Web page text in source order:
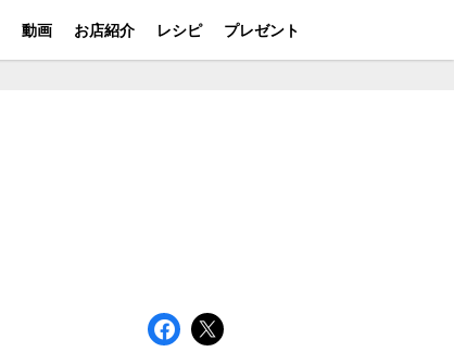
動画 お店紹介 レシピ プレゼント